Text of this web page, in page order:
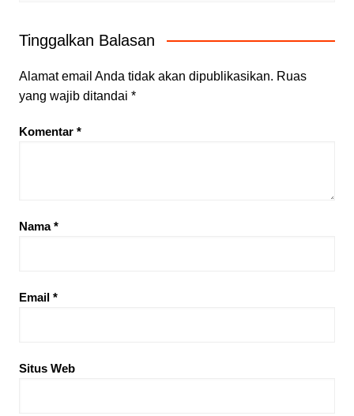
Tinggalkan Balasan
Alamat email Anda tidak akan dipublikasikan. Ruas
yang wajib ditandai *
Komentar *
Nama*
Email *
Situs Web